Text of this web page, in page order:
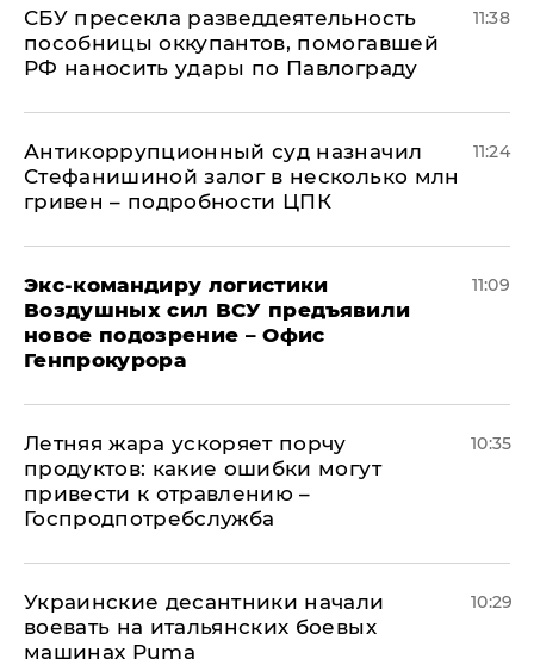
СБУ пресекла разведдеятельность
пособницы оккупантов, помогавшей
РФ наносить удары по Павлограду
11:38
Антикоррупционный суд назначил
Стефанишиной залог в несколько млн
гривен – подробности ЦПК
11:24
Экс-командиру логистики
Воздушных сил ВСУ предъявили
новое подозрение – Офис
Генпрокурора
11:09
Летняя жара ускоряет порчу
продуктов: какие ошибки могут
привести к отравлению –
Госпродпотребслужба
10:35
Украинские десантники начали
воевать на итальянских боевых
машинах Puma
10:29